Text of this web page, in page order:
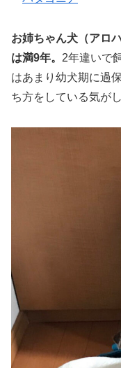
お姉ちゃん犬（アロ
は満9年。 2年違いで
はあまり幼犬期に過
ち方をしている気が